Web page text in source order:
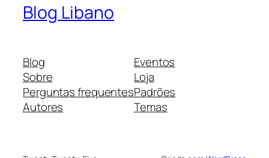
Blog Libano
Blog
Sobre
Perguntas frequentes
Autores
Eventos
Loja
Padrões
Temas